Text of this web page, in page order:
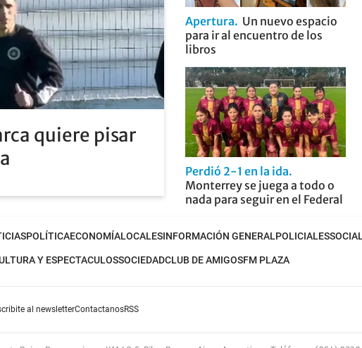
quiere pisar
Apertura
Un nuevo espacio
para ir al encuentro de los
libros
Perdió 2-1 en la ida
Monterrey se juega a todo o
nada para seguir en el Federal
POLÍTICAECONOMÍALOCALESINFORMACIÓN GENERALPOLICIALES
Y ESPECTACULOSSOCIEDADCLUB DE AMIGOSFM PLAZA
al newsletterContactanosRSS